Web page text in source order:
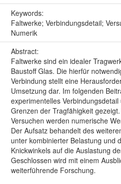
Keywords:
Faltwerke; Verbindungsdetail;
Numerik
Abstract:
Faltwerke sind ein idealer
Baustoff Glas. Die hierfür
Verbindung stellt eine
Umsetzung dar. Im folgenden
experimentelles
Grenzen der Tragfähigkeit
Versuchen werden numerische
Der Aufsatz behandelt des
unter kombinierter Belastung und
Knickwinkels auf die Auslastung
Geschlossen wird mit einem
weiterführende Forschung.